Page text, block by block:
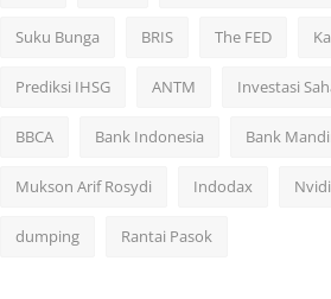
Suku Bunga BRIS The FED
Prediksi IHSG ANTM Investasi
BBCA Bank Indonesia Bank
Mukson Arif Rosydi Indodax
dumping Rantai Pasok